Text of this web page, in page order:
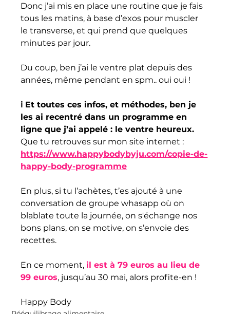
Donc j’ai mis en place une routine que je fais
tous les matins, à base d’exos pour muscler
le transverse, et qui prend que quelques
minutes par jour.
Du coup, ben j’ai le ventre plat depuis des
années, même pendant en spm.. oui oui !
ℹ️ Et toutes ces infos, et méthodes, ben je
les ai recentré dans un programme en
ligne que j’ai appelé : le ventre heureux.
Que tu retrouves sur mon site internet :
https://www.happybodybyju.com/copie-de-
happy-body-programme
En plus, si tu l’achètes, t’es ajouté à une
conversation de groupe whasapp où on
blablate toute la journée, on s'échange nos
bons plans, on se motive, on s’envoie des
recettes.
En ce moment, il est à 79 euros au lieu de
99 euros, jusqu’au 30 mai, alors profite-en !
Happy Body